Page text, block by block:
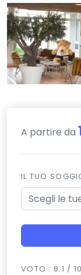
A partire da
IL TUO
VOTO : 8.1 /